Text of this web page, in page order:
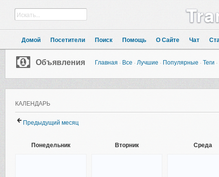
Домой Посетители Поиск Помощь О Сайте Чат
Объявления Главная · Все · Лучшие · Популярные · Теги ·
КАЛЕНДАРЬ
Предыдущий месяц
Понедельник Вторник Среда